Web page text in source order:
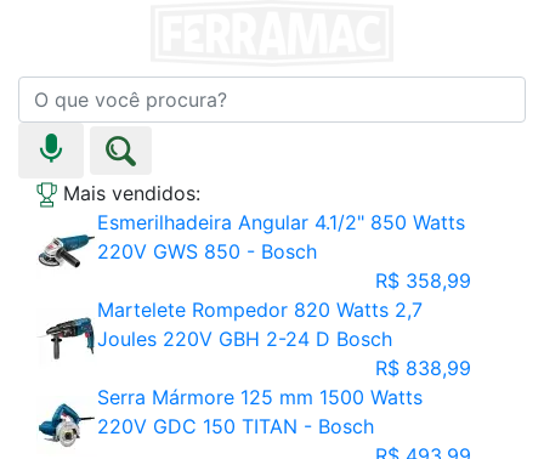
Mais vendidos:
Esmerilhadeira Angular 4.1/2" 850 Watts
220V GWS 850 - Bosch
R$ 358,99
Martelete Rompedor 820 Watts 2,7
Joules 220V GBH 2-24 D Bosch
R$ 838,99
Serra Mármore 125 mm 1500 Watts
220V GDC 150 TITAN - Bosch